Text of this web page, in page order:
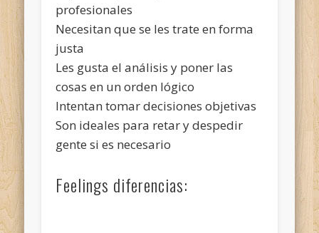
profesionales
Necesitan que se les trate en forma
justa
Les gusta el análisis y poner las
cosas en un orden lógico
Intentan tomar decisiones objetivas
Son ideales para retar y despedir
gente si es necesario
Feelings diferencias: